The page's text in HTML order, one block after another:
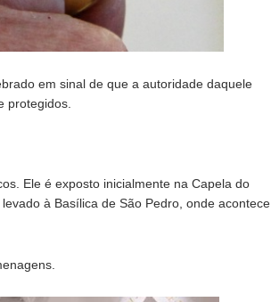
em sinal de que a autoridade daquele
protegidos.
Ele é exposto inicialmente na Capela do
à Basílica de São Pedro, onde acontece